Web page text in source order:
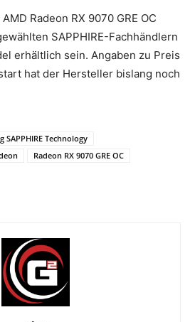
Radeon RX 9070 GRE OC
SAPPHIRE-Fachhändlern
erhältlich sein. Angaben zu Preis
hat der Hersteller bislang noch
SAPPHIRE Technology
Radeon RX 9070 GRE OC